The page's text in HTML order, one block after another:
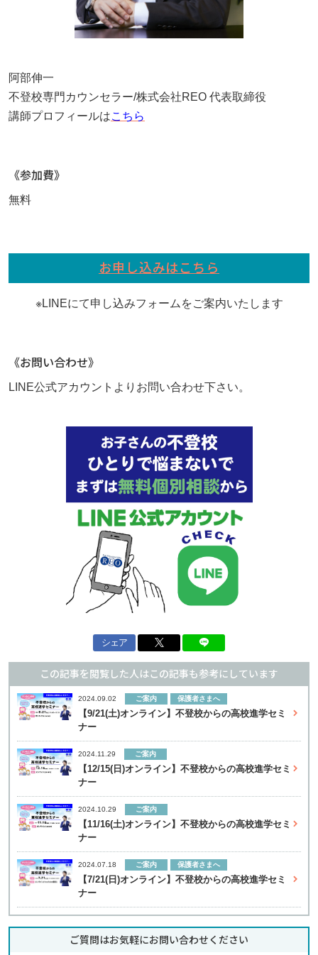
阿部伸一
不登校専門カウンセラー/株式会社REO 代表取締役
講師プロフィールはこちら
《参加費》
無料
お申し込みはこちら
※LINEにて申し込みフォームをご案内いたします
《お問い合わせ》
LINE公式アカウントよりお問い合わせ下さい。
シェア
この記事を閲覧した人はこの記事も参考にしています
2024.09.02 ご案内 保護者さまへ
【9/21(土)オンライン】不登校からの高校進学セミ
ナー
2024.11.29 ご案内
【12/15(日)オンライン】不登校からの高校進学セミ
ナー
2024.10.29 ご案内
【11/16(土)オンライン】不登校からの高校進学セミ
ナー
2024.07.18 ご案内 保護者さまへ
【7/21(日)オンライン】不登校からの高校進学セミ
ナー
ご質問はお気軽にお問い合わせください